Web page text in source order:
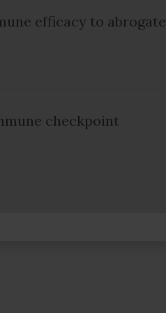
efficacy to abrogate
checkpoint